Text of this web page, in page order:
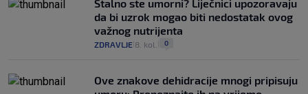
Stalno ste umorni? Liječnici upozoravaju
da bi uzrok mogao biti nedostatak ovog
važnog nutrijenta
ZDRAVLJE 8. kol. 0
Ove znakove dehidracije mnogi pripisuju